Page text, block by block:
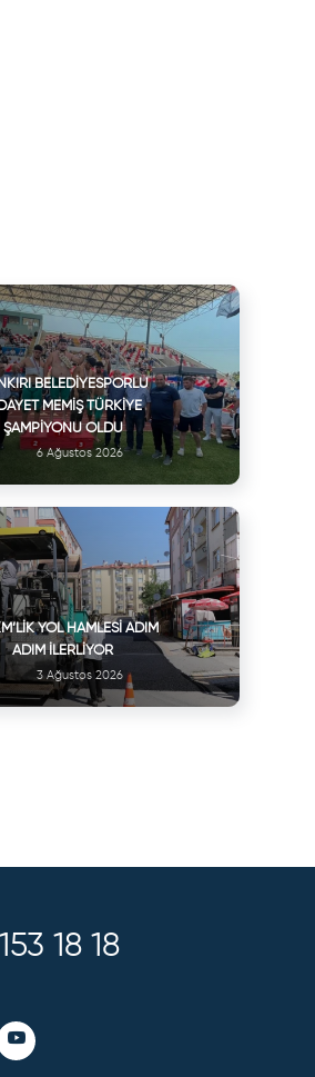
BELEDIYESPORLU
MEMIŞ TÜRKIYE
ŞAMPIYONU OLDU
6 Ağustos 2026
YOL HAMLESI ADIM
ADIM İLERLIYOR
3 Ağustos 2026
18 18